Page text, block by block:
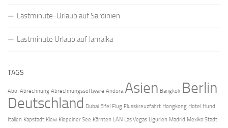
Lastminute-Urlaub auf Sardinien
Lastminute Urlaub auf Jamaika
TAGS
Abo-Abrechnung Abrechnungssoftware Andora Asien Bangkok Berlin
Deutschland Dubai Eifel Flug Flusskreuzfahrt Hongkong Hotel Hund
Italien Kapstadt Kiew Klopeiner See Kärnten LAN Las Vegas Ligurien Madrid Mexiko Stadt